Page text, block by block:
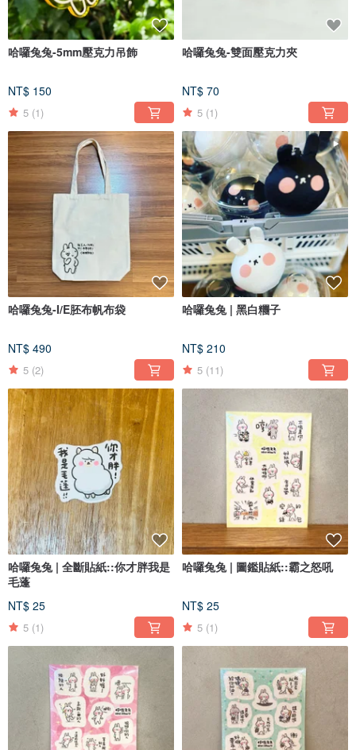
哈囉兔兔-5mm壓克力吊飾
NT$ 150
5 (1)
哈囉兔兔-雙面壓克力夾
NT$ 70
5 (1)
哈囉兔兔-I/E胚布帆布袋
NT$ 490
5 (2)
哈囉兔兔 | 黑白糰子
NT$ 210
5 (11)
哈囉兔兔 | 全斷貼紙::你才胖我是
毛蓬
NT$ 25
5 (1)
哈囉兔兔 | 圖鑑貼紙::霸之怒吼
NT$ 25
5 (1)